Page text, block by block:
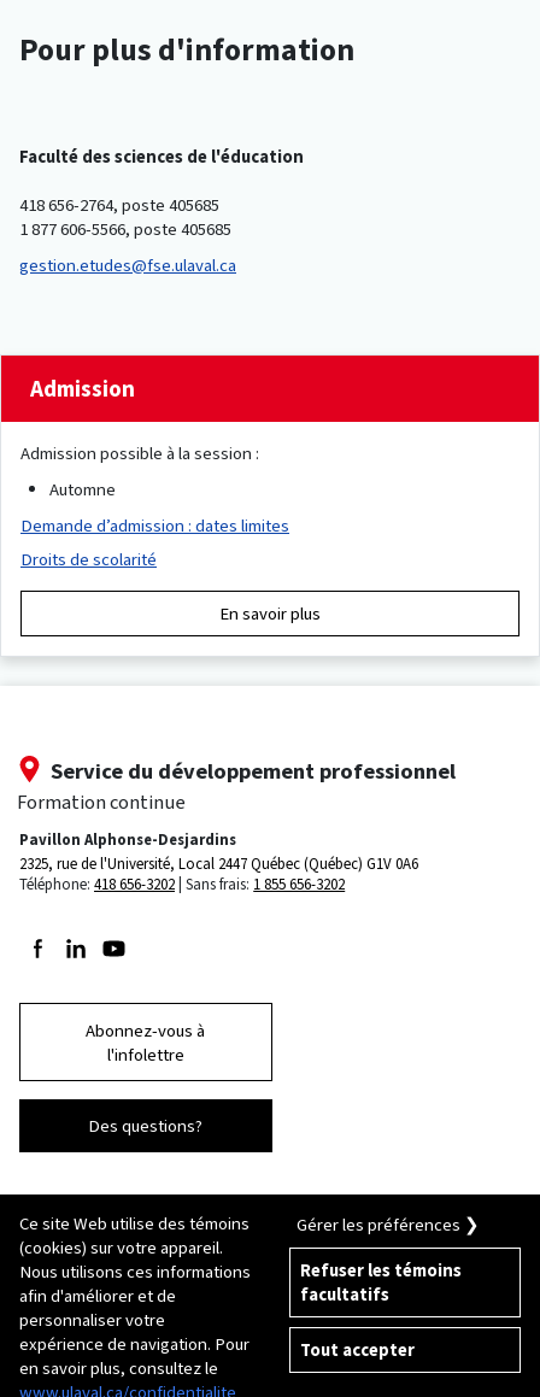
Pour plus d'information
Faculté des sciences de l'éducation
418 656-2764, poste 405685
1 877 606-5566, poste 405685
gestion.etudes@fse.ulaval.ca
Admission
Admission possible à la session :
Automne
Demande d’admission : dates limites
Droits de scolarité
En savoir plus
Service du développement professionnel
Formation continue
Pavillon Alphonse-Desjardins
2325, rue de l'Université, Local 2447Québec (Québec) G1V 0A6
Téléphone: 418 656-3202 Sans frais: 1 855 656-3202
Suivez-nous sur Facebook
Suivez-nous sur LinkedIn
Suivez-nous sur Youtube
Abonnez-vous à
l'infolettre
Des questions?
© 2026 Université Laval
Tous droits réservés
Conditions générales d'utilisation
Fraude en ligne
Politique de confidentialité
Ce site Web utilise des témoins
(cookies) sur votre appareil.
Nous utilisons ces informations
afin d'améliorer et de
personnaliser votre
expérience de navigation. Pour
en savoir plus, consultez le
Gérer les préférences ❯
Refuser les témoins
facultatifs
Tout accepter